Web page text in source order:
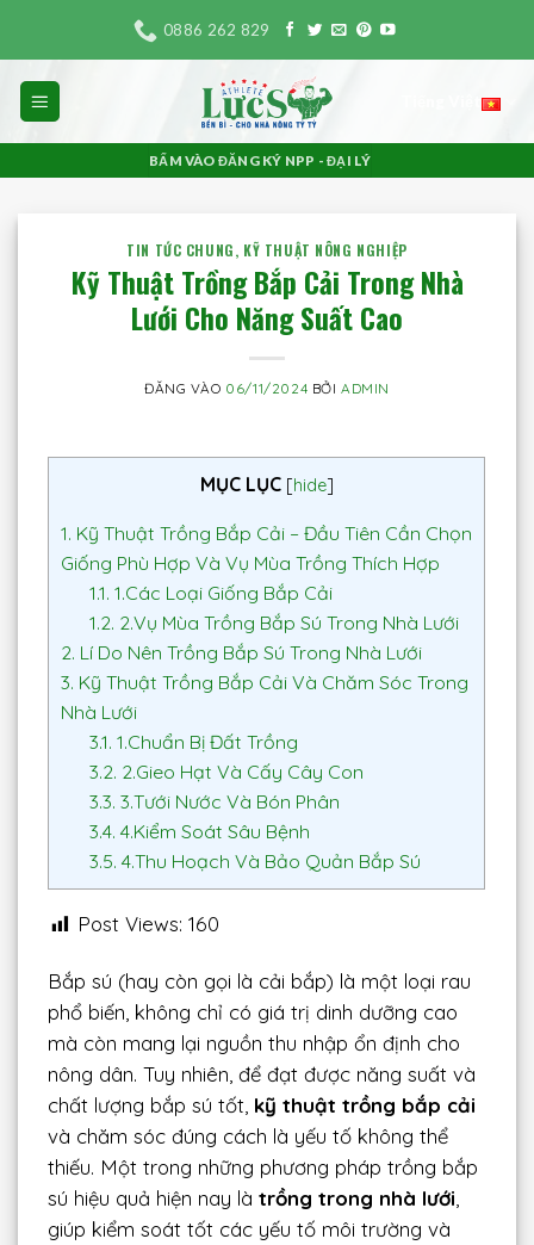
nội
dung
0886 262 829
BẤM VÀO ĐĂNG KÝ NPP - ĐẠI LÝ
TIN TỨC CHUNG, KỸ THUẬT NÔNG NGHIỆP
Kỹ Thuật Trồng Bắp Cải Trong Nhà
Lưới Cho Năng Suất Cao
ĐĂNG VÀO 06/11/2024 BỞIADMIN
MỤC LỤC [hide]
1. Kỹ Thuật Trồng Bắp Cải – Đầu Tiên Cần Chọn
Giống Phù Hợp Và Vụ Mùa Trồng Thích Hợp
1.1. 1.Các Loại Giống Bắp Cải
1.2. 2.Vụ Mùa Trồng Bắp Sú Trong Nhà Lưới
2. Lí Do Nên Trồng Bắp Sú Trong Nhà Lưới
3. Kỹ Thuật Trồng Bắp Cải Và Chăm Sóc Trong
Nhà Lưới
3.1. 1.Chuẩn Bị Đất Trồng
3.2. 2.Gieo Hạt Và Cấy Cây Con
3.3. 3.Tưới Nước Và Bón Phân
3.4. 4.Kiểm Soát Sâu Bệnh
3.5. 4.Thu Hoạch Và Bảo Quản Bắp Sú
Post Views: 160
Bắp sú (hay còn gọi là cải bắp) là một loại rau
phổ biến, không chỉ có giá trị dinh dưỡng cao
mà còn mang lại nguồn thu nhập ổn định cho
nông dân. Tuy nhiên, để đạt được năng suất và
chất lượng bắp sú tốt, kỹ thuật trồng bắp cải
và chăm sóc đúng cách là yếu tố không thể
thiếu. Một trong những phương pháp trồng bắp
sú hiệu quả hiện nay làtrồng trong nhà lưới
giúp kiểm soát tốt các yếu tố môi trường và